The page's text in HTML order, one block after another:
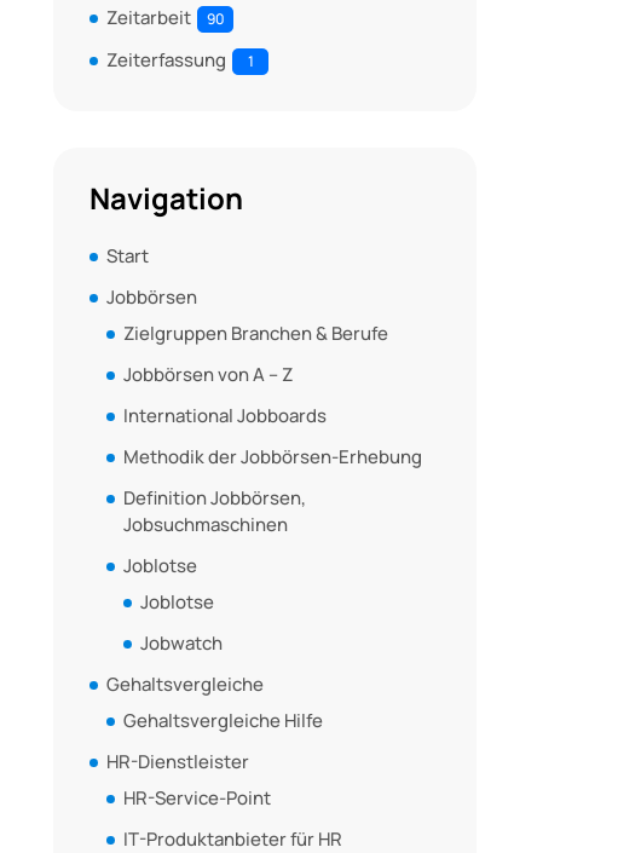
Zeitarbeit 90
Zeiterfassung 1
Navigation
Start
Jobbörsen
Zielgruppen Branchen & Berufe
Jobbörsen von A – Z
International Jobboards
Methodik der Jobbörsen-Erhebung
Definition Jobbörsen,
Jobsuchmaschinen
Joblotse
Joblotse
Jobwatch
Gehaltsvergleiche
Gehaltsvergleiche Hilfe
HR-Dienstleister
HR-Service-Point
IT-Produktanbieter für HR